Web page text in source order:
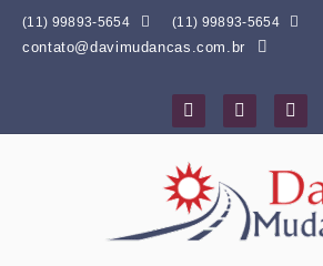
(11) 99893-5654  (11) 99893-5654 
contato@davimudancas.com.br
  